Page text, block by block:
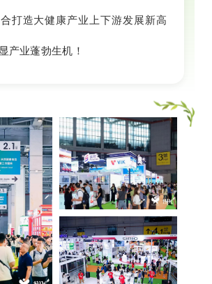
打造大健康产业上下游发展新高
产业蓬勃生机！